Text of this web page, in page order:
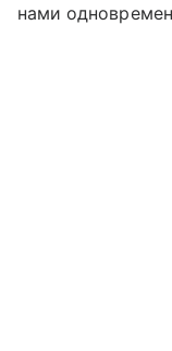
нами